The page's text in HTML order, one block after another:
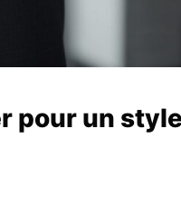
pour un